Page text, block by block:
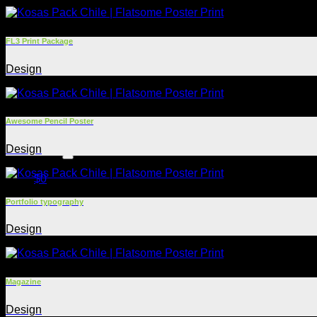
Contacto
$0
No hay productos en el carrito.
Carrito
FL3 Print Package
Design
Awesome Pencil Poster
Design
Portfolio typography
Design
Magazine
Design